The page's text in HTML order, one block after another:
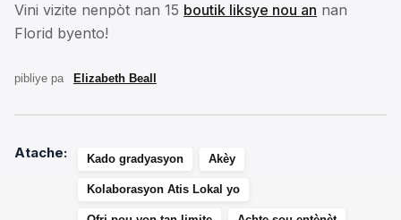
Vini vizite nenpòt nan 15 boutik liksye nou an nan
Florid byento!
pibliye pa Elizabeth Beall
Atache: Kado gradyasyon Akèy
Kolaborasyon Atis Lokal yo